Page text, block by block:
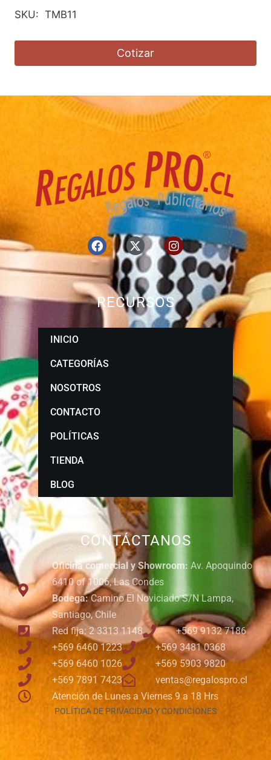
SKU: TMB11
Cotizar
CONTÁCTANOS
Oficina comercial y Showroom: Av. Apoquindo
6410 of 1006, Las Condes
Bodega:Camino El Noviciado S/N Lampa,
Santiago, Chile
Red fija: 2 3313 1148
+569 9132 7186
+569 6460 1223
+569 3481 0368
+569 6460 1026
+569 5903 9820
+569 7891 7423
ventas@regalospro.cl
Atención de Lunes a Viernes 9 a 18 Hrs
POLÍTICA DE PRIVACIDAD Y CONDICIONES
RECURSOS
INICIO
CATEGORÍAS
NOSOTROS
CONTACTO
POLÍTICAS
TIENDA
BLOG